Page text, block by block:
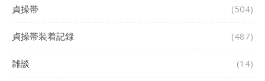
貞操帯 (504)
貞操帯装着記録 (487)
雑談 (14)